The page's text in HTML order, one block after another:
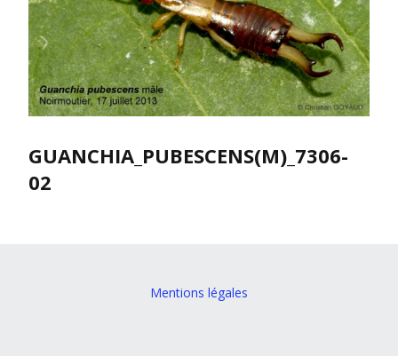
GUANCHIA_PUBESCENS(M)_7306-
02
Mentions légales